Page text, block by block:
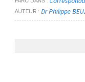
AUTEUR Dr Philippe